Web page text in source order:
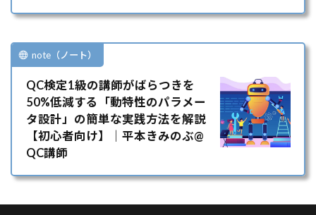
note（ノート）
QC検定1級の講師がばらつきを
50%低減する「動特性のパラメー
タ設計」の簡単な実践方法を解説
【初心者向け】｜平本きみのぶ@
QC講師